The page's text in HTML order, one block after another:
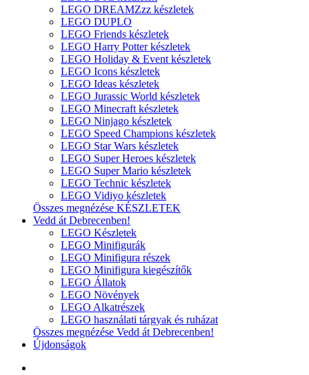
LEGO DREAMZzz készletek
LEGO DUPLO
LEGO Friends készletek
LEGO Harry Potter készletek
LEGO Holiday & Event készletek
LEGO Icons készletek
LEGO Ideas készletek
LEGO Jurassic World készletek
LEGO Minecraft készletek
LEGO Ninjago készletek
LEGO Speed Champions készletek
LEGO Star Wars készletek
LEGO Super Heroes készletek
LEGO Super Mario készletek
LEGO Technic készletek
LEGO Vidiyo készletek
Összes megnézése KÉSZLETEK
Vedd át Debrecenben!
LEGO Készletek
LEGO Minifigurák
LEGO Minifigura részek
LEGO Minifigura kiegészítők
LEGO Állatok
LEGO Növények
LEGO Alkatrészek
LEGO használati tárgyak és ruházat
Összes megnézése Vedd át Debrecenben!
Újdonságok